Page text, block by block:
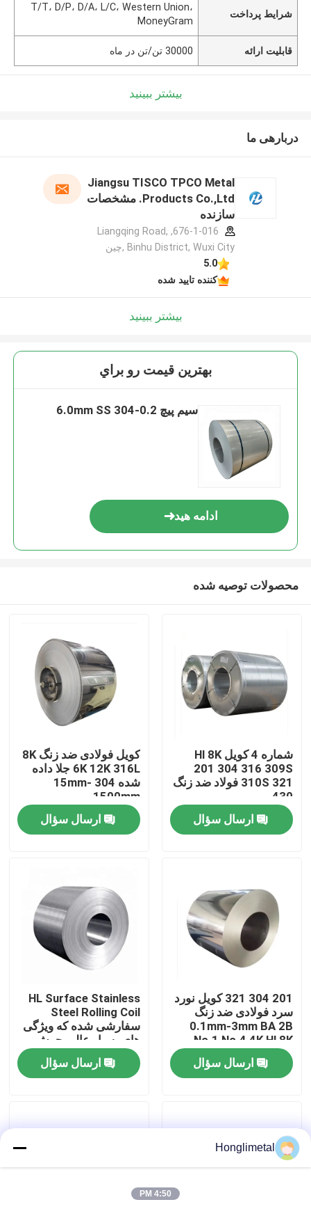
صفحه اصلی
فیلم های
درباره ما
کنترل کیفیت
با ما تماس بگیرید
موارد
شرایط پرداخت
T/T، D/P، D/A، L/C، Western Union،
MoneyGram
قابلیت ارائه 30000 تن/تن در ماه
بیشتر ببینید
دربارهی ما
Jiangsu TISCO TPCO Metal
Products Co.,Ltd. مشخصات
سازنده
676-1-016, Liangqing Road,
Binhu District, Wuxi City ,چین
5.0
کننده تایید شده
بیشتر ببینید
بهترين قيمت رو براي
سیم پیچ 0.2-6.0mm SS 304
ادامه هید
محصولات توصیه شده
شماره 4 کویل Hl 8K
201 304 316 309S
310S 321 فولاد ضد زنگ
430
ارسال سؤال
کویل فولادی ضد زنگ 8K
6K 12K 316L جلا داده
شده 304 15mm-
1500mm
ارسال سؤال
201 304 321 کویل نورد
سرد فولادی ضد زنگ
0.1mm-3mm BA 2B
No.1 No.4 4K Hl 8K
ارسال سؤال
HL Surface Stainless
Steel Rolling Coil
سفارشی شده که ویژگی
های بسیار عالی جوش و
ماشین سازی را ارائه می
دهد
ارسال سؤال
Honglimetal
4:50 PM